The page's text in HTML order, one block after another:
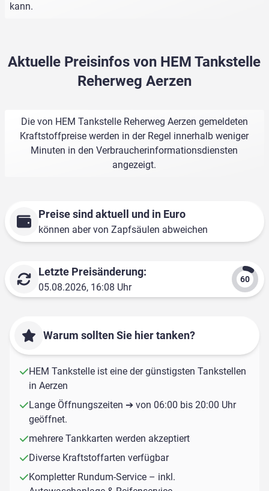
kann.
Aktuelle Preisinfos von HEM Tankstelle
Reherweg Aerzen
Die von HEM Tankstelle Reherweg Aerzen gemeldeten
Kraftstoffpreise werden in der Regel innerhalb weniger
Minuten in den Verbraucherinformationsdiensten
angezeigt.
Preise sind aktuell und in Euro
können aber von Zapfsäulen abweichen
Letzte Preisänderung:
05.08.2026, 16:08 Uhr
Warum sollten Sie hier tanken?
HEM Tankstelle ist eine der günstigsten Tankstellen
in Aerzen
Lange Öffnungszeiten ➔ von 06:00 bis 20:00 Uhr
geöffnet.
mehrere Tankkarten werden akzeptiert
Diverse Kraftstoffarten verfügbar
Kompletter Rundum-Service – inkl.